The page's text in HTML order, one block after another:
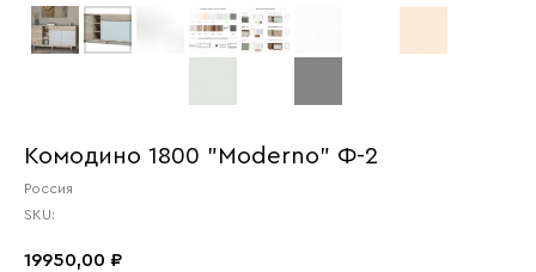
Комодино 1800 "Moderno" Ф-2
Россия
SKU:
19950,00 ₽